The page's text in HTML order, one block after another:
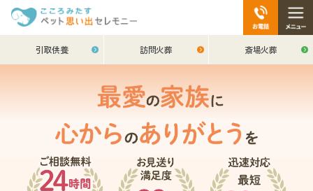
引取供養 訪問火葬 斎場火葬